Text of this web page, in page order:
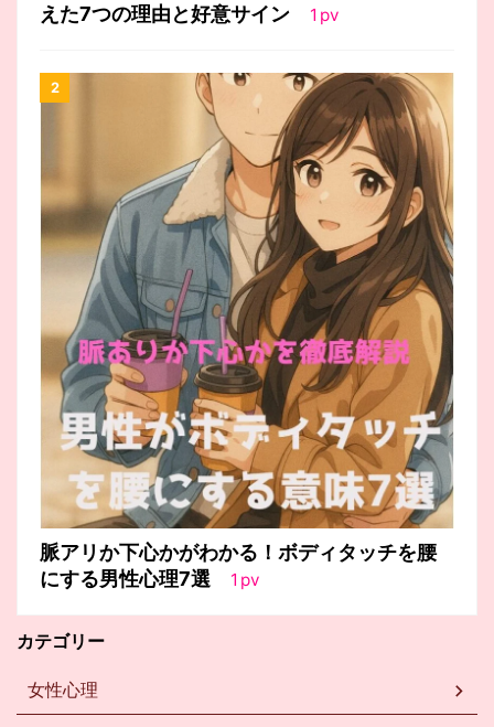
えた7つの理由と好意サイン
1 pv
脈アリか下心かがわかる！ボディタッチを腰
にする男性心理7選
1 pv
カテゴリー
女性心理